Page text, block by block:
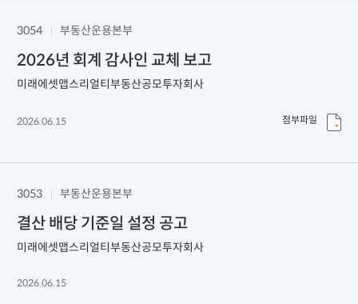
3054 부동산운용본부
2026년 회계 감사인 교체 보고
미래에셋맵스리얼티부동산공모투자회사
2026.06.15 첨부파일
3053 부동산운용본부
결산 배당 기준일 설정 공고
미래에셋맵스리얼티부동산공모투자회사
2026.06.15